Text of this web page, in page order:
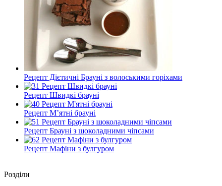
Рецепт Дієтичні Брауні з волоськими горіхами
Рецепт Швидкі брауні
Рецепт М’ятні брауні
Рецепт Брауні з шоколадними чіпсами
Рецепт Мафіни з булгуром
Роздiли